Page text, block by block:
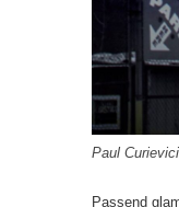
Paul Curievici
Passend